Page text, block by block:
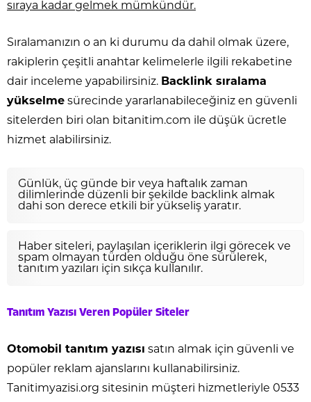
sıraya kadar gelmek mümkündür.
Sıralamanızın o an ki durumu da dahil olmak üzere,
rakiplerin çeşitli anahtar kelimelerle ilgili rekabetine
dair inceleme yapabilirsiniz. Backlink sıralama
yükselme sürecinde yararlanabileceğiniz en güvenli
sitelerden biri olan bitanitim.com ile düşük ücretle
hizmet alabilirsiniz.
Günlük, üç günde bir veya haftalık zaman
dilimlerinde düzenli bir şekilde backlink almak
dahi son derece etkili bir yükseliş yaratır.
Haber siteleri, paylaşılan içeriklerin ilgi görecek ve
spam olmayan türden olduğu öne sürülerek,
tanıtım yazıları için sıkça kullanılır.
Tanıtım Yazısı Veren Popüler Siteler
Otomobil tanıtım yazısı satın almak için güvenli ve
popüler reklam ajanslarını kullanabilirsiniz.
Tanitimyazisi.org sitesinin müşteri hizmetleriyle 0533